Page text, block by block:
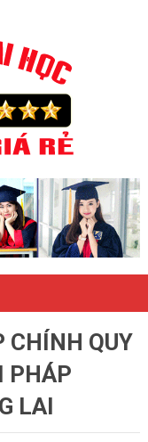
CHÍNH QUY
PHÁP
LAI